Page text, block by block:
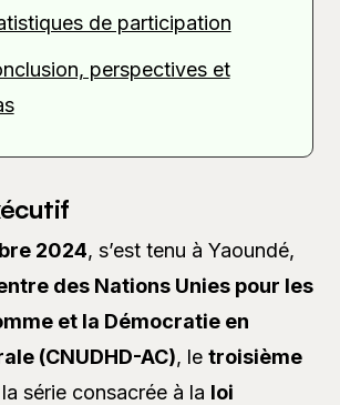
de participation
perspectives et
2024, s’est tenu à Yaoundé,
des Nations Unies pour les
et la Démocratie en
(CNUDHD-AC), le troisième
série consacrée à la loi